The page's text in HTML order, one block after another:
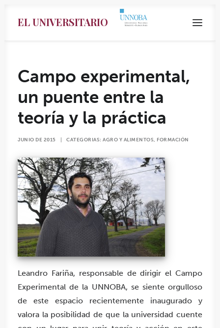
EL UNIVERSITARIO
Search
Campo experimental,
un puente entre la
teoría y la práctica
JUNIO DE 2015 CATEGORIAS: AGRO Y ALIMENTOS, FORMACIÓN
Leandro Fariña, responsable de dirigir el Campo
Experimental de la UNNOBA, se siente orgulloso
de este espacio recientemente inaugurado y
valora la posibilidad de que la universidad cuente